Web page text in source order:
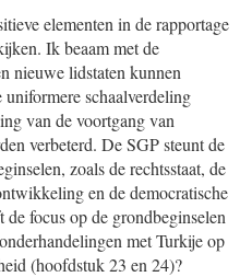
elementen in de rapportage
Ik beaam met de
nieuwe lidstaten kunnen
schaalverdeling
van de voortgang van
verbeterd. De SGP steunt de
zoals de rechtsstaat, de
en de democratische
focus op de grondbeginselen
met Turkije op
(hoofdstuk 23 en 24)?